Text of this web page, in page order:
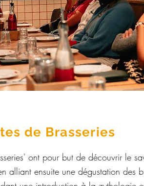
de Brasseries
ont pour but de découvrir le
alliant ensuite une dégustation des